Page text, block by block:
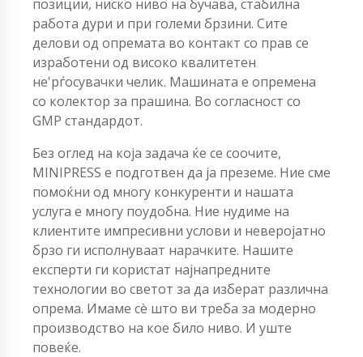
позиции, ниско ниво на бучава, стабилна
работа дури и при големи брзини. Сите
делови од опремата во контакт со прав се
изработени од високо квалитетен
не'рѓосувачки челик. Машината е опремена
со колектор за прашина. Во согласност со
GMP стандардот.
Без оглед на која задача ќе се соочите,
MINIPRESS е подготвен да ја преземе. Ние сме
помоќни од многу конкуренти и нашата
услуга е многу поудобна. Ние нудиме на
клиентите импресивни услови и неверојатно
брзо ги исполнуваат нарачките. Нашите
експерти ги користат најнапредните
технологии во светот за да изберат различна
опрема. Имаме сè што ви треба за модерно
производство на кое било ниво. И уште
повеќе.